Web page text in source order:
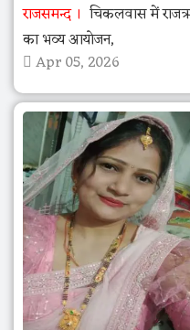
राजसमन्द
चिकलवास में
का भव्य आयोजन,
Apr 05, 2026